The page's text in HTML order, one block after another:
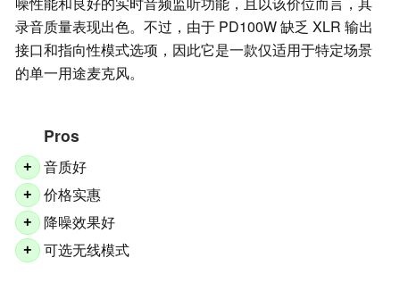
录音质量表现出色。不过，由于 PD100W 缺乏 XLR 输出
接口和指向性模式选项，因此它是一款仅适用于特定场景
的单一用途麦克风。
Pros
+ 音质好
+ 价格实惠
+ 降噪效果好
+ 可选无线模式